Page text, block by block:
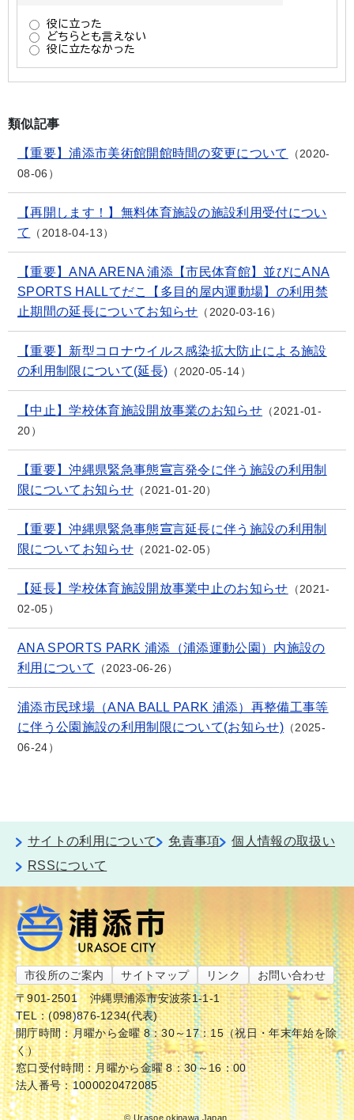
類似記事
【重要】浦添市美術館開館時間の変更について
2020-
08-06
【再開します！】無料体育施設の施設利用受付につい
て
2018-04-13
【重要】ANA ARENA 浦添【市民体育館】並びにANA
SPORTS HALLてだこ【多目的屋内運動場】の利用禁
止期間の延長についてお知らせ
2020-03-16
【重要】新型コロナウイルス感染拡大防止による施設
の利用制限について(延長)
2020-05-14
【中止】学校体育施設開放事業のお知らせ
2021-01-
20
【重要】沖縄県緊急事態宣言発令に伴う施設の利用制
限についてお知らせ
2021-01-20
【重要】沖縄県緊急事態宣言延長に伴う施設の利用制
限についてお知らせ
2021-02-05
【延長】学校体育施設開放事業中止のお知らせ
2021-
02-05
ANA SPORTS PARK 浦添（浦添運動公園）内施設の
利用について
2023-06-26
浦添市民球場（ANA BALL PARK 浦添）再整備工事等
に伴う公園施設の利用制限について(お知らせ)
2025-
06-24
サイトの利用について 免責事項
個人情報の取扱い
RSSについて
市役所のご案内 サイトマップ リンク
お問い合わせ
〒901-2501
沖縄県浦添市安波茶1-1-1
TEL：(098)876-1234(代表)
開庁時間：月曜から金曜 8：30～17：15（祝日・年末年始を除
く）
窓口受付時間：月曜から金曜 8：30～16：00
法人番号：1000020472085
© Urasoe okinawa Japan.